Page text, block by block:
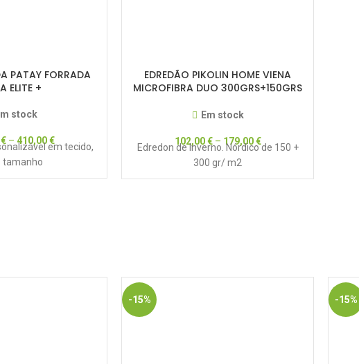
PATAY FORRADA
ELITE +
stock
€– 410,00€
em tecido,
tamanho
EDREDÃO PIKOLIN HOME VIENA
MICROFIBRA DUO 300GRS+150GRS
Em stock
102,00€– 179,00€
Edredon de Inverno. Nórdico de 150 +
300 gr/ m2
-15% -15%